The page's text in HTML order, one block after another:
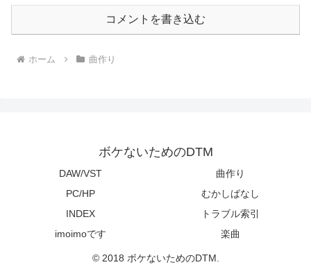
コメントを書き込む
ホーム 曲作り
ボケないためのDTM
DAW/VST
曲作り
PC/HP
むかしばなし
INDEX
トラブル索引
imoimoです
楽曲
© 2018 ボケないためのDTM.